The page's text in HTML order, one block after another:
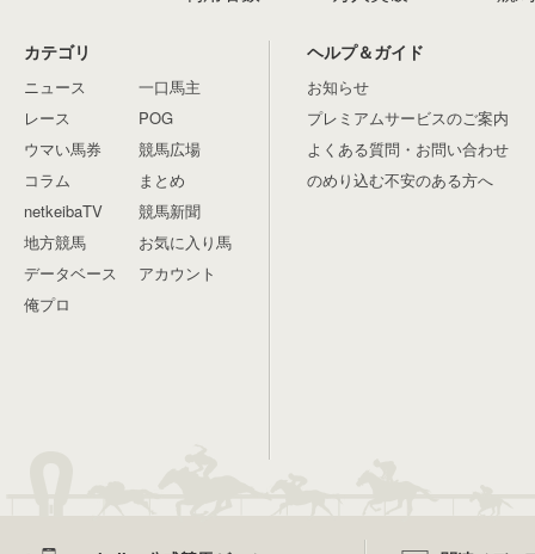
カテゴリ
ニュース
レース
ウマい馬券
コラム
netkeibaTV
地方競馬
データベース
俺プロ
一口馬主
POG
競馬広場
まとめ
競馬新聞
お気に入り馬
アカウント
ヘルプ＆ガイド
お知らせ
プレミアムサービスのご案内
よくある質問・お問い合わせ
のめり込む不安のある方へ